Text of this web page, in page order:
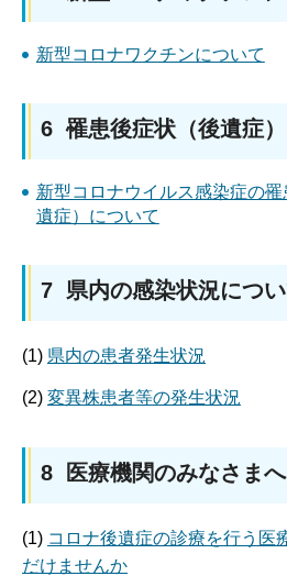
新型コロナワクチンについて
6 罹患後症状（後遺症
新型コロナウイルス感染症の
遺症）について
7 県内の感染状況につ
(1) 県内の患者発生状況
(2) 変異株患者等の発生状況
8 医療機関のみなさまへ
(1) コロナ後遺症の診療を行う医
だけませんか